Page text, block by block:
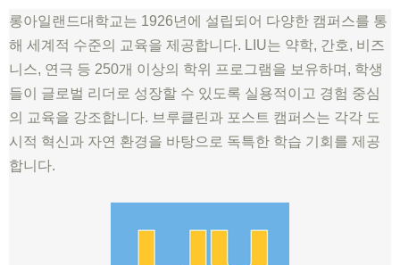
롱아일랜드대학교는 1926년에 설립되어 다양한 캠퍼스를 통
해 세계적 수준의 교육을 제공합니다. LIU는 약학, 간호, 비즈
니스, 연극 등 250개 이상의 학위 프로그램을 보유하며, 학생
들이 글로벌 리더로 성장할 수 있도록 실용적이고 경험 중심
의 교육을 강조합니다. 브루클린과 포스트 캠퍼스는 각각 도
시적 혁신과 자연 환경을 바탕으로 독특한 학습 기회를 제공
합니다.